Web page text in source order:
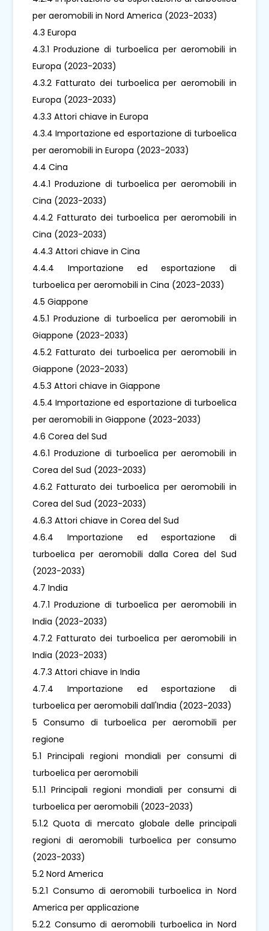
per aeromobili in Nord America (2023-2033)
4.3 Europa
4.3.1 Produzione di turboelica per aeromobili in
Europa (2023-2033)
4.3.2 Fatturato dei turboelica per aeromobili in
Europa (2023-2033)
4.3.3 Attori chiave in Europa
4.3.4 Importazione ed esportazione di turboelica
per aeromobili in Europa (2023-2033)
4.4 Cina
4.4.1 Produzione di turboelica per aeromobili in
Cina (2023-2033)
4.4.2 Fatturato dei turboelica per aeromobili in
Cina (2023-2033)
4.4.3 Attori chiave in Cina
4.4.4 Importazione ed esportazione di
turboelica per aeromobili in Cina (2023-2033)
4.5 Giappone
4.5.1 Produzione di turboelica per aeromobili in
Giappone (2023-2033)
4.5.2 Fatturato dei turboelica per aeromobili in
Giappone (2023-2033)
4.5.3 Attori chiave in Giappone
4.5.4 Importazione ed esportazione di turboelica
per aeromobili in Giappone (2023-2033)
4.6 Corea del Sud
4.6.1 Produzione di turboelica per aeromobili in
Corea del Sud (2023-2033)
4.6.2 Fatturato dei turboelica per aeromobili in
Corea del Sud (2023-2033)
4.6.3 Attori chiave in Corea del Sud
4.6.4 Importazione ed esportazione di
turboelica per aeromobili dalla Corea del Sud
(2023-2033)
4.7 India
4.7.1 Produzione di turboelica per aeromobili in
India (2023-2033)
4.7.2 Fatturato dei turboelica per aeromobili in
India (2023-2033)
4.7.3 Attori chiave in India
4.7.4 Importazione ed esportazione di
turboelica per aeromobili dall'India (2023-2033)
5 Consumo di turboelica per aeromobili per
regione
5.1 Principali regioni mondiali per consumi di
turboelica per aeromobili
5.1.1 Principali regioni mondiali per consumi di
turboelica per aeromobili (2023-2033)
5.1.2 Quota di mercato globale delle principali
regioni di aeromobili turboelica per consumo
(2023-2033)
5.2 Nord America
5.2.1 Consumo di aeromobili turboelica in Nord
America per applicazione
5.2.2 Consumo di aeromobili turboelica in Nord